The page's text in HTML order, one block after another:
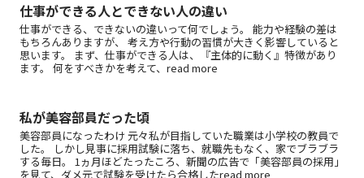
仕事ができる人とできない人の違い
仕事ができる、できないの違いって何でしょう。 能力や経験の差は
もちろんありますが、 考え方や行動の習慣が大きく影響していると
思います。 まず、仕事ができる人は、『主体的に動く』特徴があり
ます。 何をすべきかを考えて、read more
私が美容部員だった頃
美容部員になったわけ 元々私が目指していた職業は小学校の教員で
した。 しかし見事に採用試験に落ち、就職先もなく、家でブラブラ
する毎日。 1ヵ月ほどたったころ、新聞の広告で「美容部員の採用」
を見て、ダメ元で試験を受けたら合格したread more